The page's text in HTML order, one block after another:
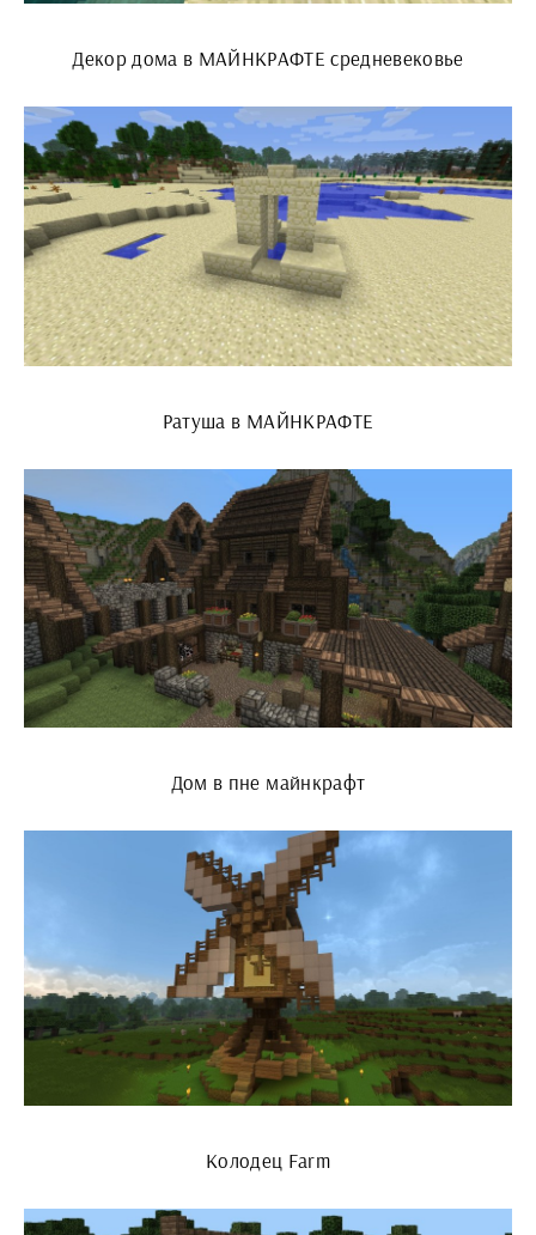
Декор дома в МАЙНКРАФТЕ средневековье
Ратуша в МАЙНКРАФТЕ
Дом в пне майнкрафт
Колодец Farm